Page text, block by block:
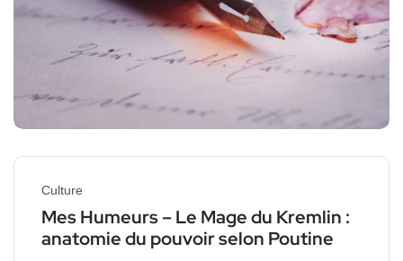
Culture
Mes Humeurs – Le Mage du Kremlin :
anatomie du pouvoir selon Poutine